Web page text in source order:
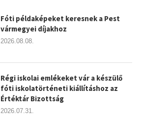
Fóti példaképeket keresnek a Pest
vármegyei díjakhoz
2026.08.08.
Régi iskolai emlékeket vár a készülő
fóti iskolatörténeti kiállításhoz az
Értéktár Bizottság
2026.07.31.